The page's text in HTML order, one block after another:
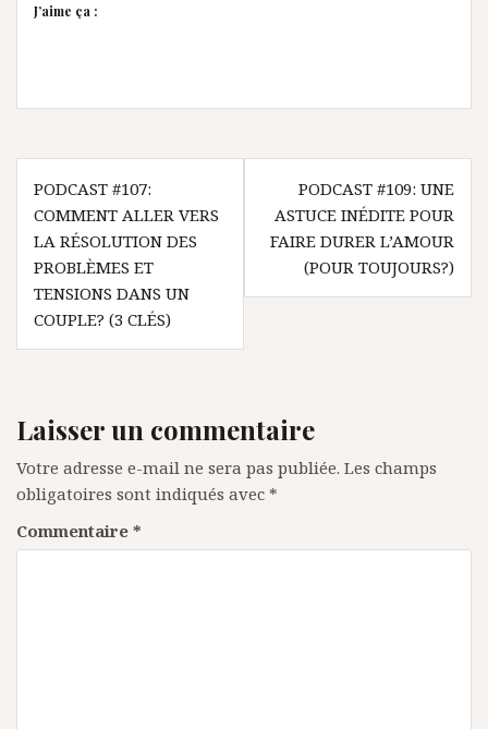
J’aime ça :
Navigation
de
l’article
PODCAST #107:
COMMENT ALLER VERS
LA RÉSOLUTION DES
PROBLÈMES ET
TENSIONS DANS UN
COUPLE? (3 CLÉS)
PODCAST #109: UNE
ASTUCE INÉDITE POUR
FAIRE DURER L’AMOUR
(POUR TOUJOURS?)
Laisser un commentaire
Votre adresse e-mail ne sera pas publiée. Les champs
obligatoires sont indiqués avec *
Commentaire *